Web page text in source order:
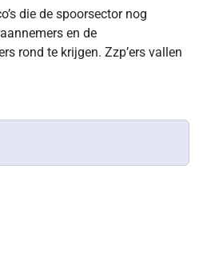
die de spoorsector nog
en de
rond te krijgen. Zzp’ers vallen